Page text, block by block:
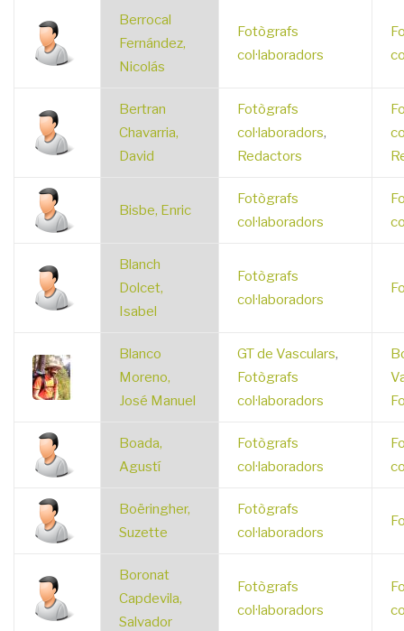
Berrocal
Fernández,
Nicolás
Fotògrafs
col·laboradors
Bertran
Chavarria,
David
Fotògrafs
col·laboradors,
Redactors
Bisbe, Enric
Fotògrafs
col·laboradors
Blanch
Dolcet,
Isabel
Fotògrafs
col·laboradors
Blanco
Moreno,
José Manuel
GT de Vasculars,
Fotògrafs
col·laboradors
Boada,
Agustí
Fotògrafs
col·laboradors
Boëringher,
Suzette
Fotògrafs
col·laboradors
Boronat
Capdevila,
Salvador
Fotògrafs
col·laboradors